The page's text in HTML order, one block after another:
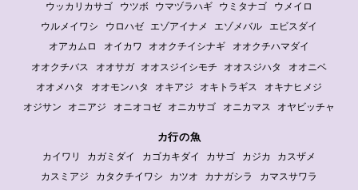
ウッカリカサゴ
ウツボ ウマヅラハギ ウミタナゴ
ウメイロ
ウルメイワシ
ウロハゼ エゾアイナメ エゾメバル
エビスダイ
オアカムロ
オイカワ オオクチイシナギ
オオクチハマダイ
オオクチバス
オオサガ オオスジイシモチ オオスジハタ
オオニベ
オオメハタ
オオモンハタ オキアジ オキトラギス
オキナヒメジ
オジサン
オニアジ オニオコゼ オニカサゴ オニカマス オヤビッチャ
カ行の魚
カイワリ カガミダイ カゴカキダイ カサゴ カジカ
カスザメ
カスミアジ
カタクチイワシ カツオ カナガシラ
カマスサワラ